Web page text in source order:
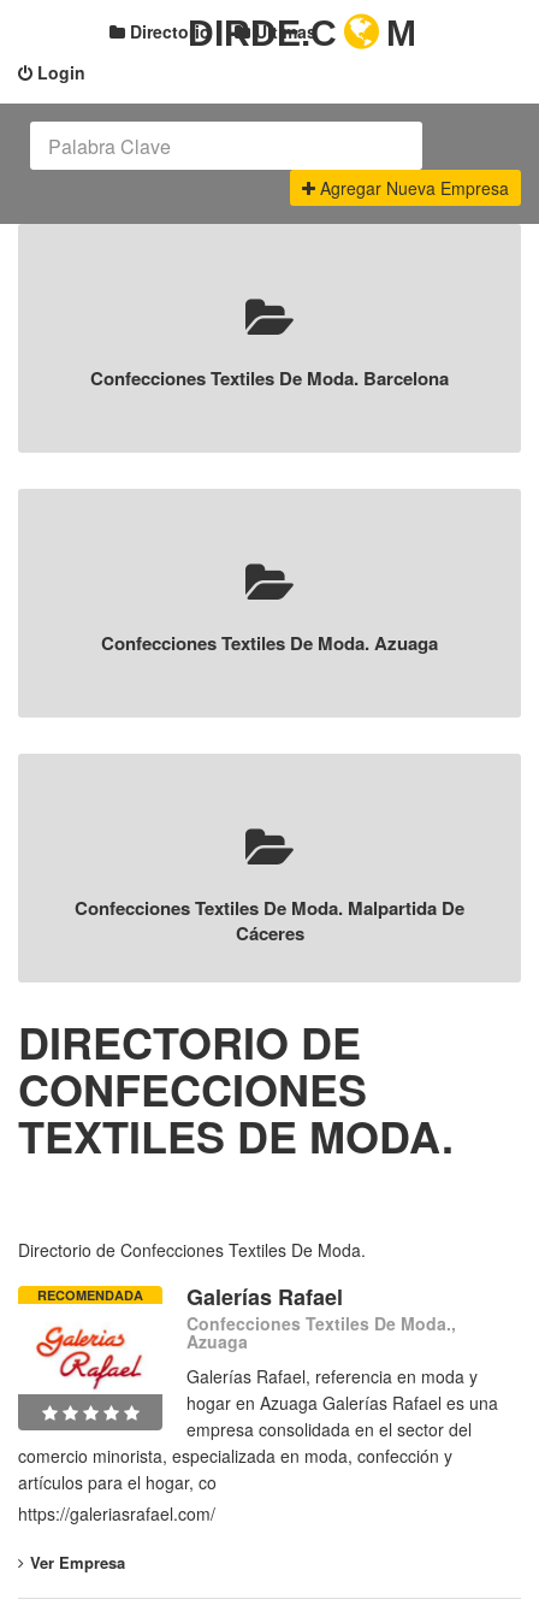
Login
Directorio Últimas
DIRDE.C M
Agregar Nueva Empresa
Confecciones Textiles De Moda. Barcelona
Confecciones Textiles De Moda. Azuaga
Confecciones Textiles De Moda. Malpartida De
Cáceres
DIRECTORIO DE
CONFECCIONES
TEXTILES DE MODA.
Directorio de Confecciones Textiles De Moda.
RECOMENDADA Galerías Rafael
Confecciones Textiles De Moda.,
Azuaga
Galerías Rafael, referencia en moda y
hogar en Azuaga Galerías Rafael es una
empresa consolidada en el sector del
comercio minorista, especializada en moda, confección y
artículos para el hogar, co
https://galeriasrafael.com/
Ver Empresa